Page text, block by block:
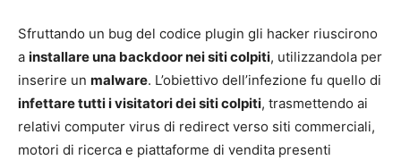
Sfruttando un bug del codice plugin gli hacker riuscirono
a installare una backdoor nei siti colpiti, utilizzandola per
inserire un malware. L’obiettivo dell’infezione fu quello di
infettare tutti i visitatori dei siti colpiti, trasmettendo ai
relativi computer virus di redirect verso siti commerciali,
motori di ricerca e piattaforme di vendita presenti